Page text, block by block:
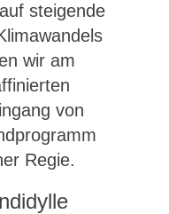
steigende
wir am
von
Regie.